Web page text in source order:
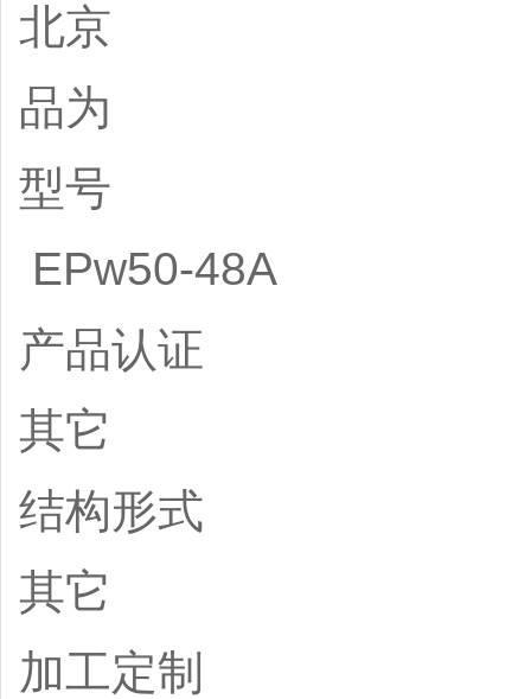
北京
品为
型号
EPw50-48A
产品认证
其它
结构形式
其它
加工定制